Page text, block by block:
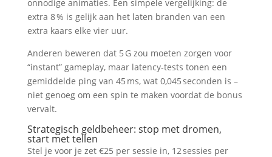
onnodige animaties. Een simpele vergelijking: de
extra 8 % is gelijk aan het laten branden van een
extra kaars elke vier uur.
Anderen beweren dat 5 G zou moeten zorgen voor
“instant” gameplay, maar latency‑tests tonen een
gemiddelde ping van 45 ms, wat 0,045 seconden is –
niet genoeg om een spin te maken voordat de bonus
vervalt.
Strategisch geldbeheer: stop met dromen,
start met tellen
Stel je voor je zet €25 per sessie in, 12 sessies per